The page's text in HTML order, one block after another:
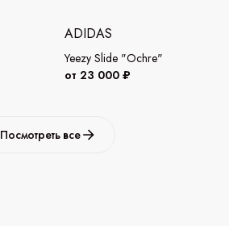
ADIDAS
Yeezy Slide "Ochre"
от 23 000 ₽
Посмотреть все